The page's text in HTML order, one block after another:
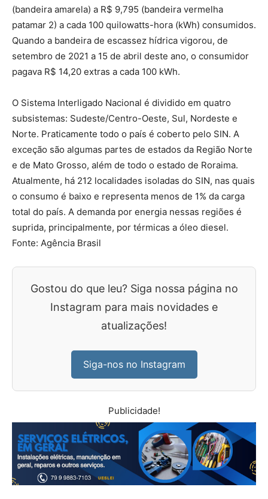
(bandeira amarela) a R$ 9,795 (bandeira vermelha
patamar 2) a cada 100 quilowatts-hora (kWh) consumidos.
Quando a bandeira de escassez hídrica vigorou, de
setembro de 2021 a 15 de abril deste ano, o consumidor
pagava R$ 14,20 extras a cada 100 kWh.
O Sistema Interligado Nacional é dividido em quatro
subsistemas: Sudeste/Centro-Oeste, Sul, Nordeste e
Norte. Praticamente todo o país é coberto pelo SIN. A
exceção são algumas partes de estados da Região Norte
e de Mato Grosso, além de todo o estado de Roraima.
Atualmente, há 212 localidades isoladas do SIN, nas quais
o consumo é baixo e representa menos de 1% da carga
total do país. A demanda por energia nessas regiões é
suprida, principalmente, por térmicas a óleo diesel.
Fonte: Agência Brasil
Gostou do que leu? Siga nossa página no
Instagram para mais novidades e
atualizações!
Siga-nos no Instagram
Publicidade!